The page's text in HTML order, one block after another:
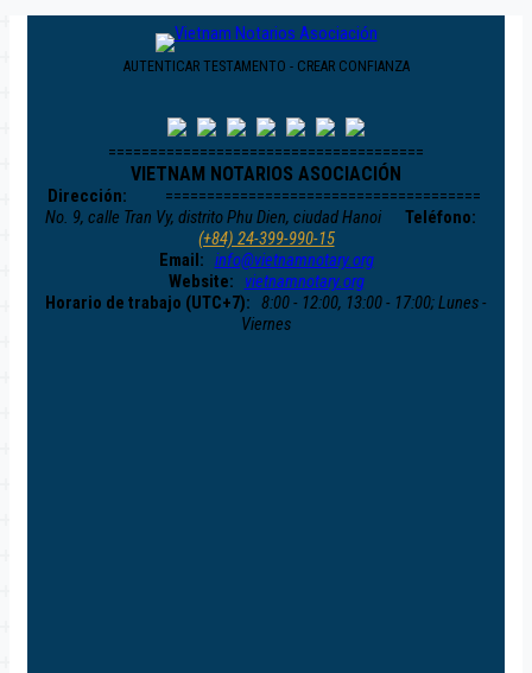
AUTENTICAR TESTAMENTO - CREAR CONFIANZA
======================================
VIETNAM NOTARIOS ASOCIACIÓN
======================================
Dirección:
No. 9, calle Tran Vy, distrito Phu Dien, ciudad Hanoi
Teléfono:
(+84) 24-399-990-15
Email: info@vietnamnotary.org
Website:
vietnamnotary.org
Horario de trabajo (UTC+7): 8:00 - 12:00, 13:00 - 17:00; Lunes -
Viernes